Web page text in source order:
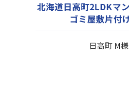
北海道日高町2LDKマ
ゴミ屋敷片付
日高町 M様